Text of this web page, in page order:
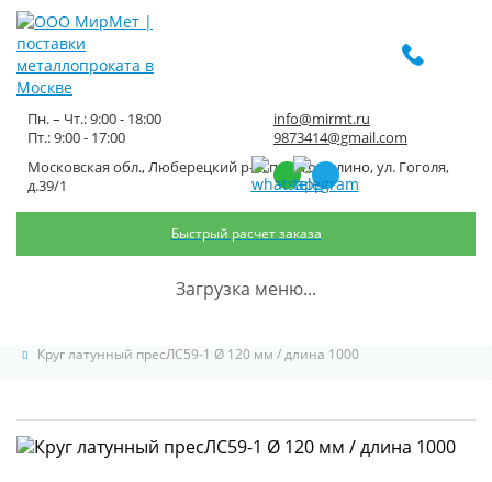
Московская обл., Люберецкий р-н, пос. Томилино, ул. Гоголя,
д.39/1
Пн. – Чт.: 9:00 - 18:00
Пт.: 9:00 - 17:00
info@mirmt.ru
9873414@gmail.com
Быстрый расчет заказа
Загрузка меню...
Круг латунный пресЛС59-1 Ø
120 мм / длина 1000
Круг латунный пресЛС59-1 Ø 120 мм / длина 1000